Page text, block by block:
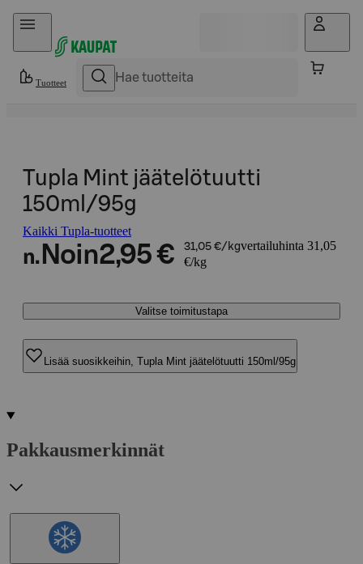
Hyppää sisältöön
Tuotteet
Tupla Mint jäätelötuutti
150ml/95g
Kaikki Tupla-tuotteet
n. Noin2,95 € 31,05 €/kgvertailuhinta 31,05
€/kg
Valitse toimitustapa
Lisää suosikkeihin, Tupla Mint jäätelötuutti 150ml/95g
Pakkausmerkinnät